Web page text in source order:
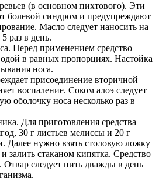
(в основном пихтового). Эти
болевой синдром и предупреждают
Масло следует наносить на
раз в день.
Перед применением средство
в равных пропорциях. Настойка
носа.
присоединение вторичной
воспаление. Соком алоэ следует
оболочку носа несколько раз в
Для приготовления средства
30 г листьев мелиссы и 20 г
Далее нужно взять столовую ложку
залить стаканом кипятка. Средство
Отвар следует пить дважды в день